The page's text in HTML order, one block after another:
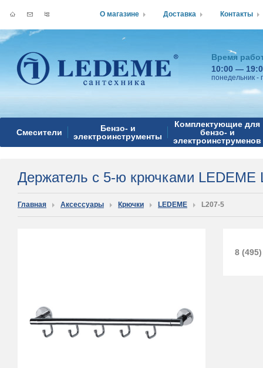
Время
10:00 —
понедельник -
Смесители
Бензо- и
электроинструменты
Комплектующие для
бензо- и
электроинструменов
Держатель с 5-ю крючками LEDEME
Главная Аксессуары Крючки LEDEME L207-5
8 (495)
О магазине Доставка Контакты